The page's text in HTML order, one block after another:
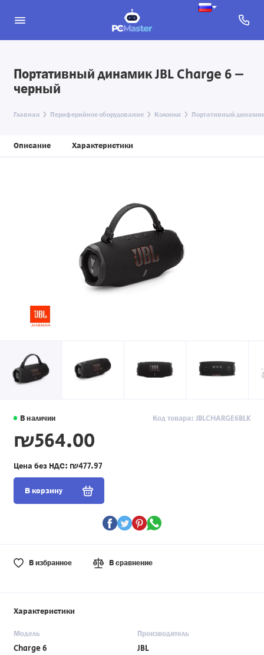
Портативный динамик JBL Charge 6 –
черный
Главная Периферийное оборудование Колонки Портативный
Описание Характеристики
В наличии Код товара: JBLCHARGE6BLK
₪564.00
Цена без НДС: ₪477.97
В корзину
В избранное В сравнение
Характеристики
Модель
Charge 6
Производитель
JBL